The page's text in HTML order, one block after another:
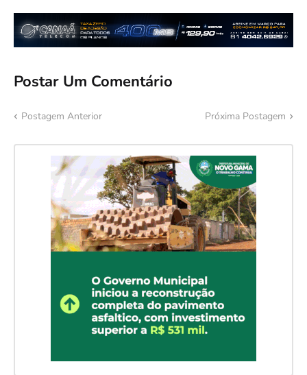
Postar Um Comentário
Postagem Anterior Próxima Postagem